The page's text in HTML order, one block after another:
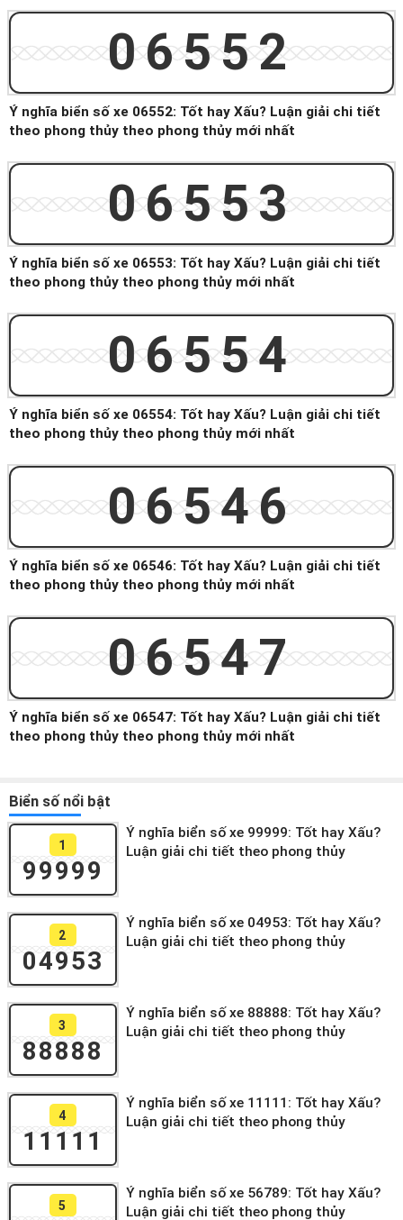
06552
Ý nghĩa biển số xe 06552: Tốt hay Xấu? Luận giải chi tiết
theo phong thủy theo phong thủy mới nhất
06553
Ý nghĩa biển số xe 06553: Tốt hay Xấu? Luận giải chi tiết
theo phong thủy theo phong thủy mới nhất
06554
Ý nghĩa biển số xe 06554: Tốt hay Xấu? Luận giải chi tiết
theo phong thủy theo phong thủy mới nhất
06546
Ý nghĩa biển số xe 06546: Tốt hay Xấu? Luận giải chi tiết
theo phong thủy theo phong thủy mới nhất
06547
Ý nghĩa biển số xe 06547: Tốt hay Xấu? Luận giải chi tiết
theo phong thủy theo phong thủy mới nhất
Biển số nổi bật
1
99999
Ý nghĩa biển số xe 99999: Tốt hay Xấu?
Luận giải chi tiết theo phong thủy
2
04953
Ý nghĩa biển số xe 04953: Tốt hay Xấu?
Luận giải chi tiết theo phong thủy
3
88888
Ý nghĩa biển số xe 88888: Tốt hay Xấu?
Luận giải chi tiết theo phong thủy
4
11111
Ý nghĩa biển số xe 11111: Tốt hay Xấu?
Luận giải chi tiết theo phong thủy
5
Ý nghĩa biển số xe 56789: Tốt hay Xấu?
Luận giải chi tiết theo phong thủy